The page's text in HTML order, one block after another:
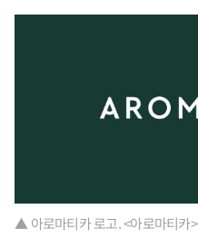
▲ 아로마티카 로고. <아로마티카>